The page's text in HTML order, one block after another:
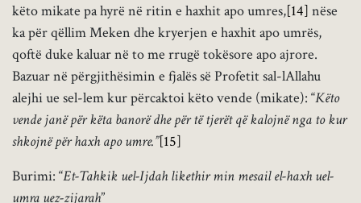
këto mikate pa hyrë në ritin e haxhit apo umres,[14] nëse
ka për qëllim Meken dhe kryerjen e haxhit apo umrës,
qoftë duke kaluar në to me rrugë tokësore apo ajrore.
Bazuar në përgjithësimin e fjalës së Profetit sal-lAllahu
alejhi ue sel-lem kur përcaktoi këto vende (mikate): “Këto
vende janë për këta banorë dhe për të tjerët që kalojnë nga to kur
shkojnë për haxh apo umre.”[15]
Burimi: “Et-Tahkik uel-Ijdah likethir min mesail el-haxh uel-
umra uez-zijarah”